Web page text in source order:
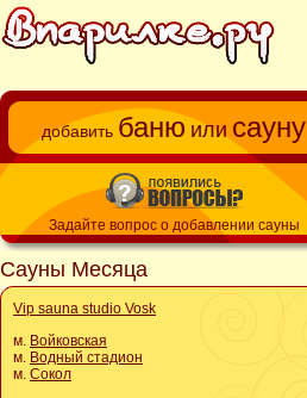
добавить баню или сауну
Задайте вопрос о добавлении сауны
Сауны Месяца
Vip sauna studio Vosk
м. Войковская
м. Водный стадион
м. Сокол